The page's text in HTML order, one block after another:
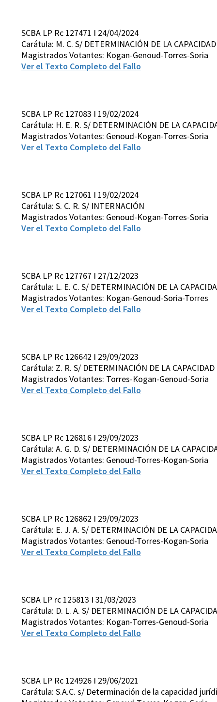
SCBA LP Rc 127471 I 24/04/2024
Carátula: M. C. S/ DETERMINACIÓN DE LA
Magistrados Votantes: Kogan-Genoud-Torres-Soria
Ver el Texto Completo del Fallo
SCBA LP Rc 127083 I 19/02/2024
Carátula: H. E. R. S/ DETERMINACIÓN DE LA
Magistrados Votantes: Genoud-Kogan-Torres-Soria
Ver el Texto Completo del Fallo
SCBA LP Rc 127061 I 19/02/2024
Carátula: S. C. R. S/ INTERNACIÓN
Magistrados Votantes: Genoud-Kogan-Torres-Soria
Ver el Texto Completo del Fallo
SCBA LP Rc 127767 I 27/12/2023
Carátula: L. E. C. S/ DETERMINACIÓN DE LA
Magistrados Votantes: Kogan-Genoud-Soria-Torres
Ver el Texto Completo del Fallo
SCBA LP Rc 126642 I 29/09/2023
Carátula: Z. R. S/ DETERMINACIÓN DE LA
Magistrados Votantes: Torres-Kogan-Genoud-Soria
Ver el Texto Completo del Fallo
SCBA LP Rc 126816 I 29/09/2023
Carátula: A. G. D. S/ DETERMINACIÓN DE LA
Magistrados Votantes: Genoud-Torres-Kogan-Soria
Ver el Texto Completo del Fallo
SCBA LP Rc 126862 I 29/09/2023
Carátula: E. J. A. S/ DETERMINACIÓN DE LA
Magistrados Votantes: Genoud-Torres-Kogan-Soria
Ver el Texto Completo del Fallo
SCBA LP rc 125813 I 31/03/2023
Carátula: D. L. A. S/ DETERMINACIÓN DE LA
Magistrados Votantes: Kogan-Torres-Genoud-Soria
Ver el Texto Completo del Fallo
SCBA LP Rc 124926 I 29/06/2021
Carátula: S.A.C. s/ Determinación de la capacidad